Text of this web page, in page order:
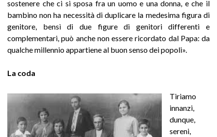
sostenere che ci si sposa fra un uomo e una donna, e che il
bambino non ha necessità di duplicare la medesima figura di
genitore, bensì di due figure di genitori differenti e
complementari, può anche non essere ricordato dal Papa: da
qualche millennio appartiene al buon senso dei popoli».
La coda
Tiriamo
innanzi,
dunque,
sereni,